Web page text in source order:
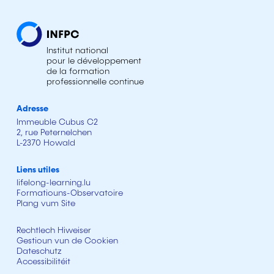
Institut national
pour le développement
de la formation
professionnelle continue
Adresse
Immeuble Cubus C2
2, rue Peternelchen
L-2370 Howald
Liens utiles
lifelong-learning.lu
Formatiouns-Observatoire
Plang vum Site
Rechtlech Hiweiser
Gestioun vun de Cookien
Dateschutz
Accessibilitéit